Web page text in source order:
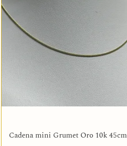
Cadena mini Grumet Oro 10k 45cm
era:
$ 14.990,00.